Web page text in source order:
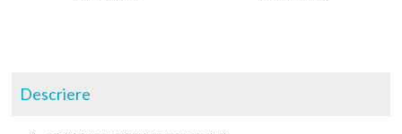
Descriere